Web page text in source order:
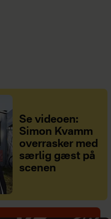
Se videoen:
Simon Kvamm
overrasker med
særlig gæst på
scenen